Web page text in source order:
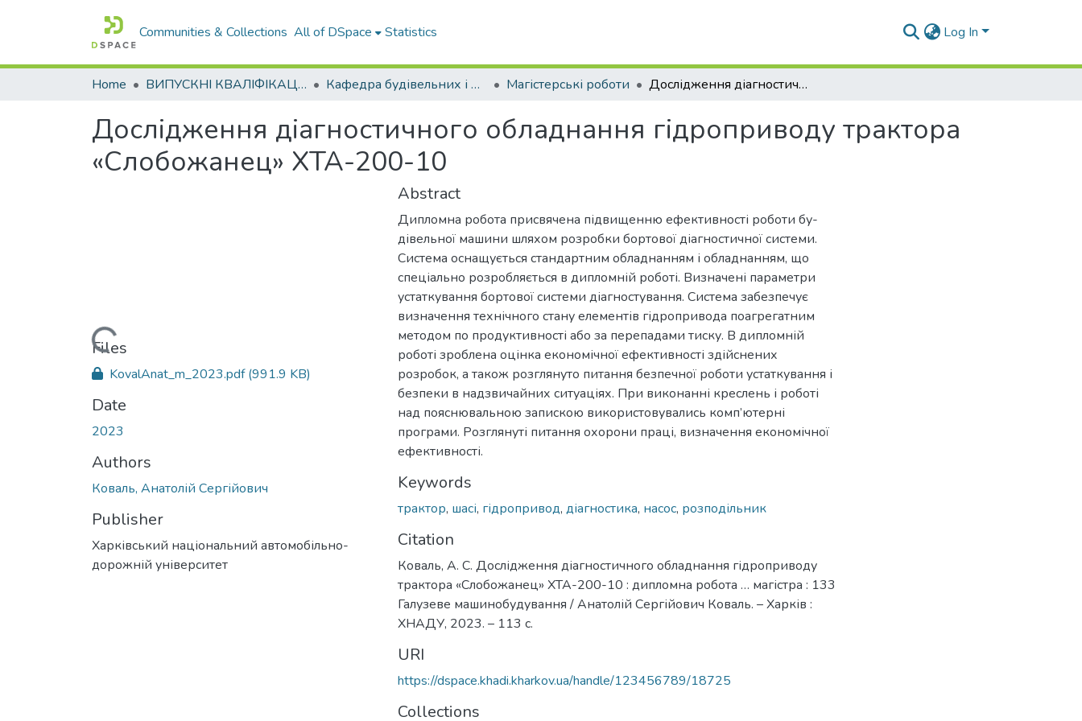
Communities & Collections All of DSpace Statistics Log In
Home ВИПУСКНІ КВАЛІФІКАЦІЙНІ РОБОТИ Кафедра будівельних і дорожніх машин Магістерські роботи Дослідження діагностичного обладнання гідроприводу трактора «Слобожанец» ХТА-200-10
Дослідження діагностичного обладнання гідроприводу трактора
«Слобожанец» ХТА-200-10
Loading...
Files
KovalAnat_m_2023.pdf(991.9 KB)
Date
2023
Authors
Коваль, Анатолій Сергійович
Publisher
Харківський національний автомобільно-
дорожній університет
Abstract
Дипломна робота присвячена підвищенню ефективності роботи бу-
дівельної машини шляхом розробки бортової діагностичної системи.
Система оснащується стандартним обладнанням і обладнанням, що
спеціально розробляється в дипломній роботі. Визначені параметри
устаткування бортової системи діагностування. Система забезпечує
визначення технічного стану елементів гідропривода поагрегатним
методом по продуктивності або за перепадами тиску. В дипломній
роботі зроблена оцінка економічної ефективності здійснених
розробок, а також розглянуто питання безпечної роботи устаткування і
безпеки в надзвичайних ситуаціях. При виконанні креслень і роботі
над пояснювальною запискою використовувались комп’ютерні
програми. Розглянуті питання охорони праці, визначення економічної
ефективності.
Keywords
трактор, шасі, гідропривод, діагностика, насос, розподільник
Citation
Коваль, А. С. Дослідження діагностичного обладнання гідроприводу
трактора «Слобожанец» ХТА-200-10 : дипломна робота … магістра : 133
Галузеве машинобудування / Анатолій Сергійович Коваль. – Харків :
ХНАДУ, 2023. – 113 с.
URI
https://dspace.khadi.kharkov.ua/handle/123456789/18725
Collections